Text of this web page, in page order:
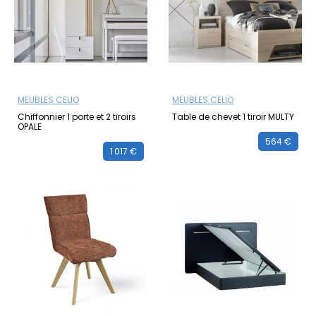
MEUBLES CELIO
Chiffonnier 1 porte et 2 tiroirs
OPALE
1 017 €
MEUBLES CELIO
Table de chevet 1 tiroir MULTY
564 €